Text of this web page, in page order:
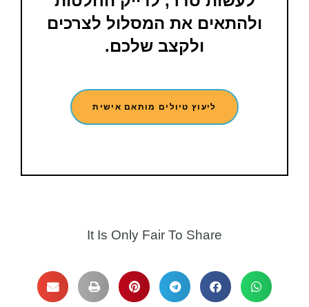
ולהתאים את המסלול לצרכים
ולקצב שלכם.
ליעוץ טיולים מותאם אישית
It Is Only Fair To Share​